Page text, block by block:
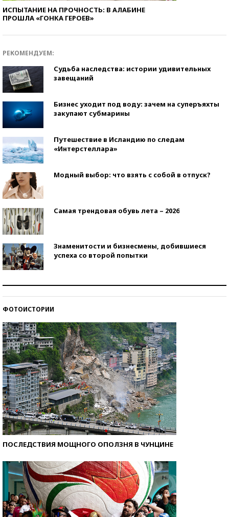
ИСПЫТАНИЕ НА ПРОЧНОСТЬ: В АЛАБИНЕ
ПРОШЛА «ГОНКА ГЕРОЕВ»
РЕКОМЕНДУЕМ:
Судьба наследства: истории удивительных
завещаний
Бизнес уходит под воду: зачем на суперъяхты
закупают субмарины
Путешествие в Исландию по следам
«Интерстеллара»
Модный выбор: что взять с собой в отпуск?
Самая трендовая обувь лета – 2026
Знаменитости и бизнесмены, добившиеся
успеха со второй попытки
ФОТОИСТОРИИ
ПОСЛЕДСТВИЯ МОЩНОГО ОПОЛЗНЯ В ЧУНЦИНЕ